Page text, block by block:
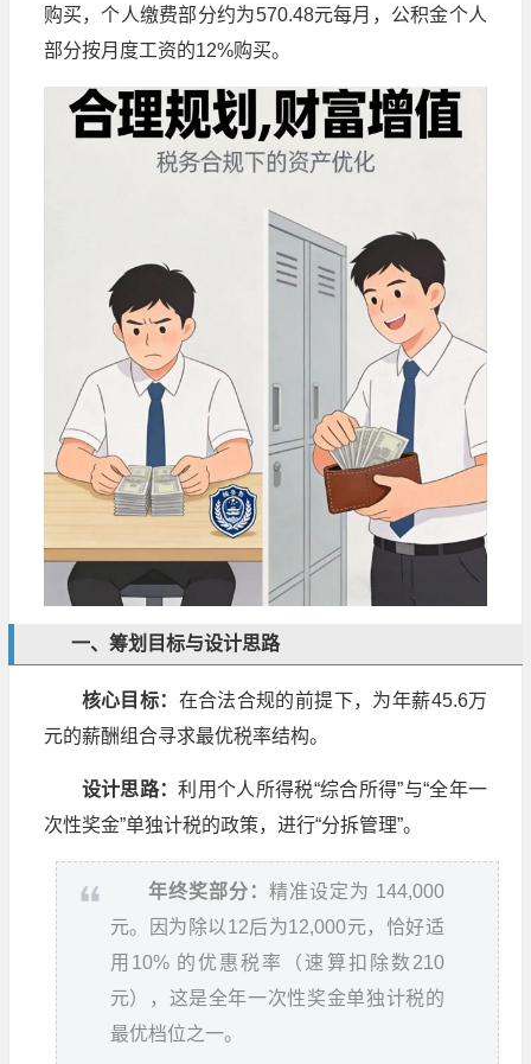
购买，个人缴费部分约为570.48元每月，公积金个人
部分按月度工资的12%购买。
一、筹划目标与设计思路
核心目标： 在合法合规的前提下，为年薪45.6万
元的薪酬组合寻求最优税率结构。
设计思路：利用个人所得税“综合所得”与“全年一
次性奖金”单独计税的政策，进行“分拆管理”。
年终奖部分： 精准设定为 144,000
元。因为除以12后为12,000元，恰好适
用10% 的优惠税率（速算扣除数210
元），这是全年一次性奖金单独计税的
最优档位之一。